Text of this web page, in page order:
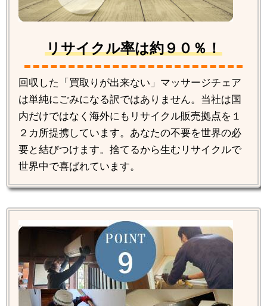
リサイクル率は約９０％！
回収した「買取りが出来ない」マッサージチェア
は単純にごみになる訳ではありません。当社は国
内だけではなく海外にもリサイクル販売拠点を１
２カ所提携しています。あなたの不要を世界の必
要と結びつけます。捨てるから生むリサイクルで
世界中で喜ばれています。